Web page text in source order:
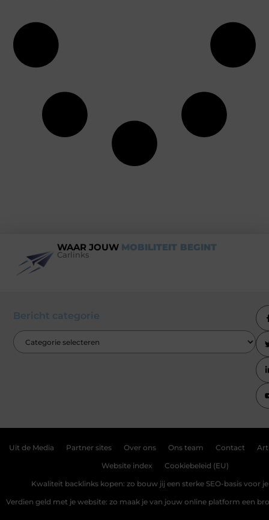
WAAR JOUW MOBILITEIT BEGINT
Carlinks
Bericht categorie
Uit de Media Partner sites Over ons Ons team Contact
Website index Cookiebeleid (EU)
Kwaliteit backlinks kopen: zo bouw jij een sterke SEO-basis voor
Verdien geld met je website: zo maak je van jouw online platform een